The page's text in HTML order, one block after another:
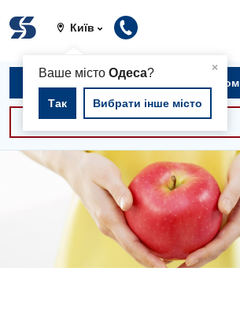
Київ
×
Ваше містоОдеса?
Так Вибрати інше місто
Записатися на прийом
Консультації -30%